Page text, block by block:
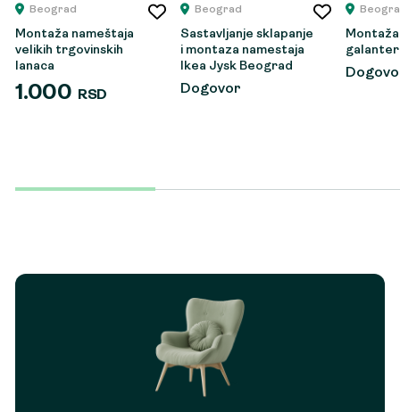
Beograd
Montaža nameštaja
velikih trgovinskih
lanaca
1.000 RSD
Beograd
Sastavljanje sklapanje
i montaza namestaja
Ikea Jysk Beograd
Dogovor